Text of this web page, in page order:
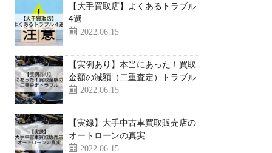
【大手買取店】よくあるトラブル
4選
2022.06.15
【実例あり】本当にあった！買取
金額の減額（二重査定）トラブル
2022.06.15
【実録】大手中古車買取販売店の
オートローンの真実
2022.06.15